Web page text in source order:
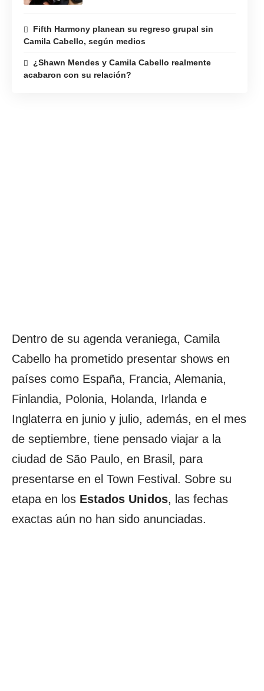
pic.twitter.com/saeEJFsczl
— camila (@Camila_Cabello)
Fifth Harmony planean su regreso grupal sin
Camila Cabello, según medios
¿Shawn Mendes y Camila Cabello realmente
acabaron con su relación?
Dentro de su agenda veraniega, Camila
Cabello ha prometido presentar shows en
países como España, Francia, Alemania,
Finlandia, Polonia, Holanda, Irlanda e
Inglaterra en junio y julio, además, en el mes
de septiembre, tiene pensado viajar a la
ciudad de São Paulo, en Brasil, para
presentarse en el Town Festival. Sobre su
etapa en los Estados Unidos, las fechas
exactas aún no han sido anunciadas.